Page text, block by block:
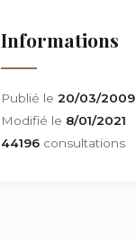
Informations
Publié le 20/03/2009
Modifié le 8/01/2021
44196 consultations